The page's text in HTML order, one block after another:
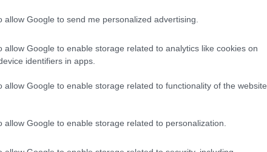
allow Google to send me personalized advertising.
allow Google to enable storage related to analytics like cookies on
identifiers in apps.
allow Google to enable storage related to functionality of the website
allow Google to enable storage related to personalization.
BAN?
jelenleg 3800-4000 forintért lehet most
akciókban tavaly 1500 forintért lehetett
1400 forint lesz a reális ár. Egyes földek
ezeken a helyeken várhatóan idén 1000-1100 forint